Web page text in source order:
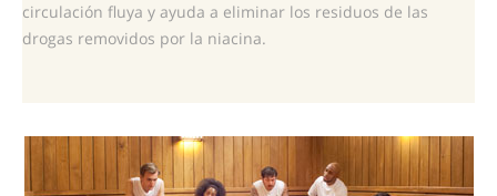
circulación fluya y ayuda a eliminar los residuos de las
drogas removidos por la niacina.